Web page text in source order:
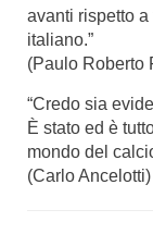
avanti rispetto
italiano.”
(Paulo Roberto
“Credo sia
È stato ed è
mondo del
(Carlo Ancelotti)